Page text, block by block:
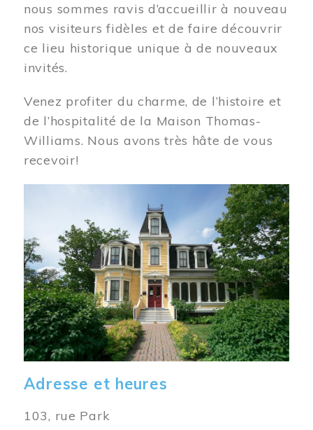
nous sommes ravis d’accueillir à nouveau
nos visiteurs fidèles et de faire découvrir
ce lieu historique unique à de nouveaux
invités.
Venez profiter du charme, de l’histoire et
de l’hospitalité de la Maison Thomas-
Williams. Nous avons très hâte de vous
recevoir!
Adresse et heures
103, rue Park